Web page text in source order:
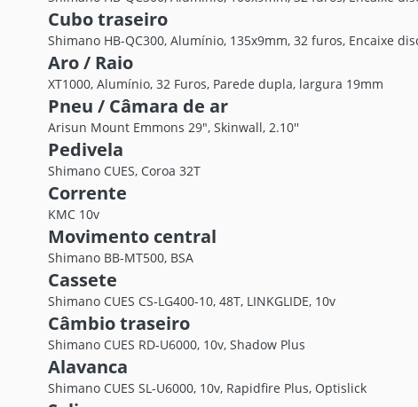
Cubo traseiro
Shimano HB-QC300, Alumínio, 135x9mm, 32 furos, Encaixe
Aro / Raio
XT1000, Alumínio, 32 Furos, Parede dupla, largura 19mm
Pneu / Câmara de ar
Arisun Mount Emmons 29", Skinwall, 2.10''
Pedivela
Shimano CUES, Coroa 32T
Corrente
KMC 10v
Movimento central
Shimano BB-MT500, BSA
Cassete
Shimano CUES CS-LG400-10, 48T, LINKGLIDE, 10v
Câmbio traseiro
Shimano CUES RD-U6000, 10v, Shadow Plus
Alavanca
Shimano CUES SL-U6000, 10v, Rapidfire Plus, Optislick